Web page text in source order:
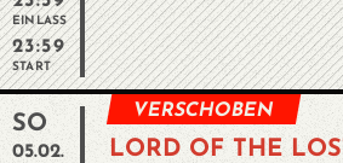
EINLASS
23:59
START
SO
05.02.
VERSCHOBEN
LORD OF THE